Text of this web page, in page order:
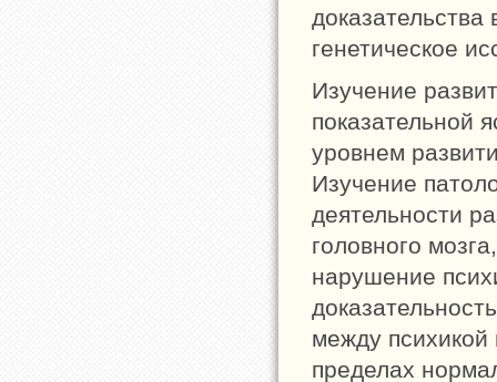
генетическое
Изучение
показательной
уровнем
Изучение
деятельности
головного
нарушение
между
пределах